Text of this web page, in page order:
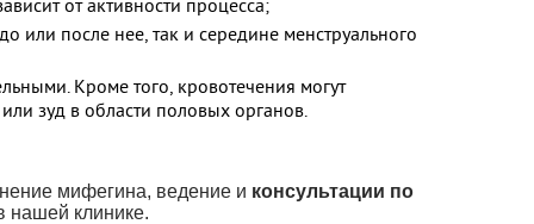
от активности процесса;
или после нее, так и середине менструального
Кроме того, кровотечения могут
зуд в области половых органов.
мифегина, ведение и консультации по
нашей клинике.